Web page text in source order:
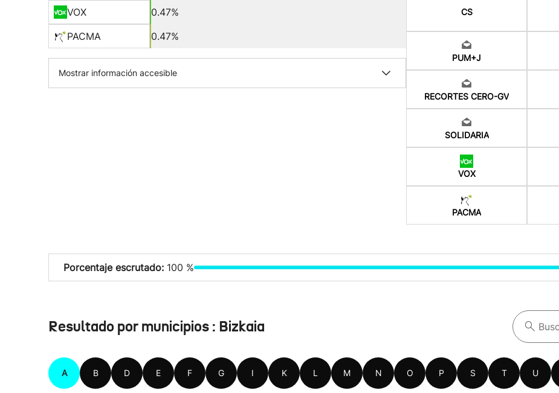
VOX
0.47%
PACMA
0.47%
Mostrar información accesible
CS
PUM+J
RECORTES CERO-GV
SOLIDARIA
VOX
PACMA
Porcentaje escrutado: 100 %
Resultado por municipios : Bizkaia
A B D E F G I K L M N O P S T U